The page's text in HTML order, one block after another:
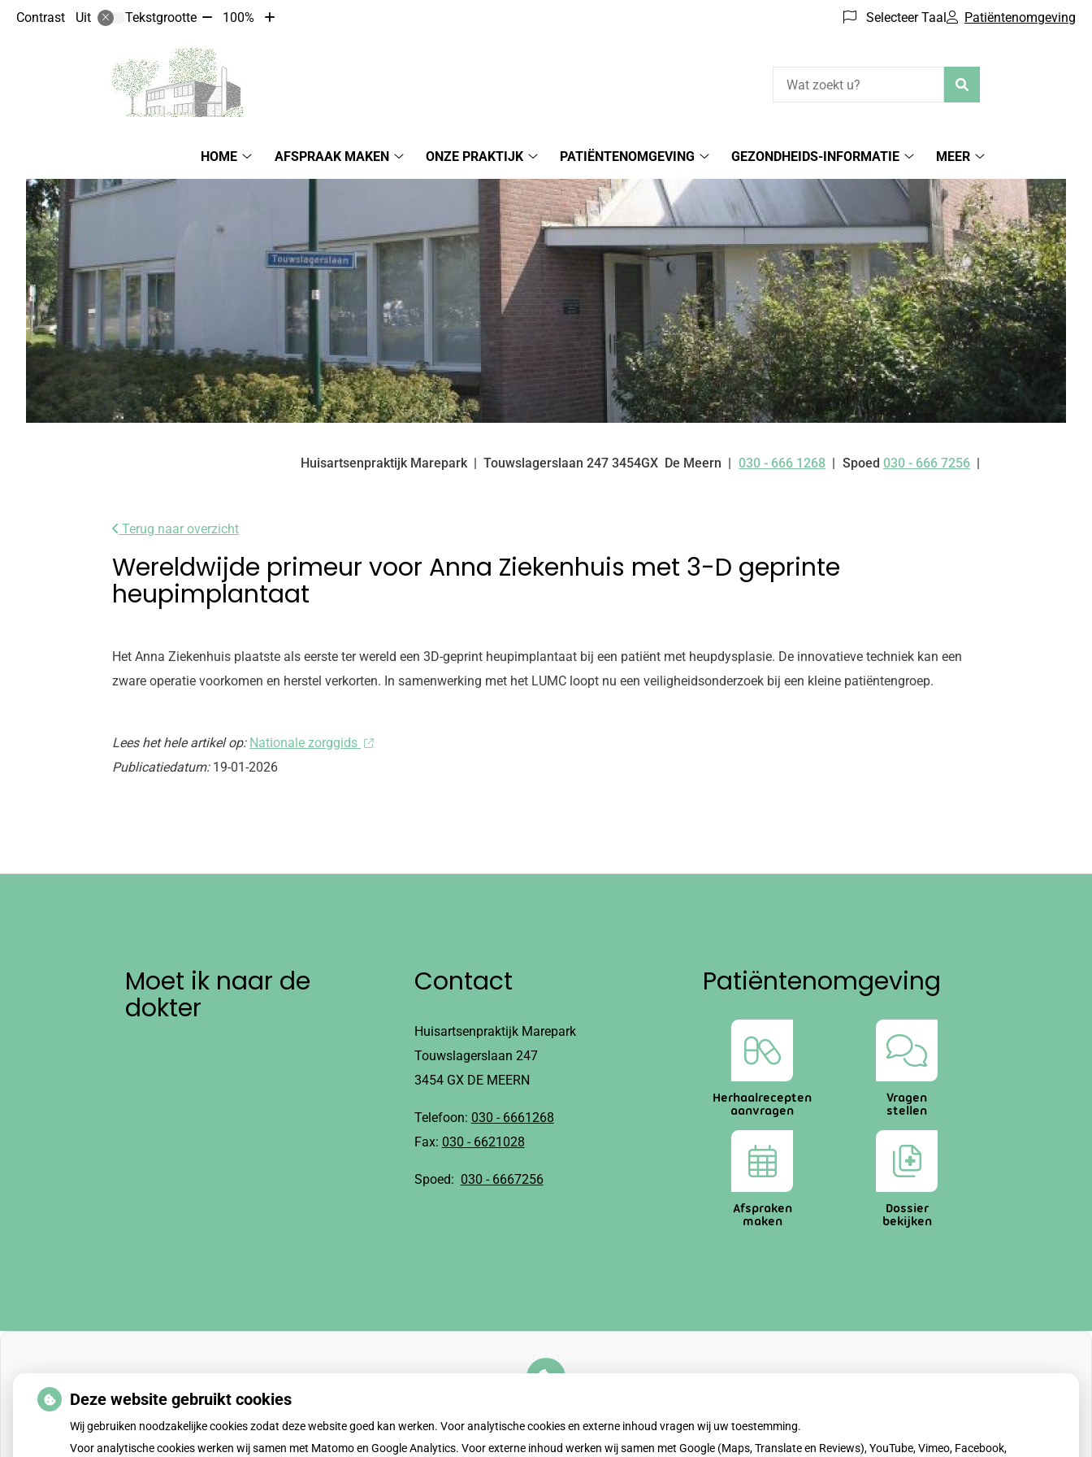
Contrast Uit Tekstgrootte Tekst
met
10%
100%
Tekst
Selecteer Taal Patiëntenomgeving
Hoofdmenu
HOME
AFSPRAAK MAKEN
ONZE PRAKTIJK
Praktijk
submenu
PATIËNTENOMGEVING
submenu
GEZONDHEIDS-INFORMATIE
informatie
submenu
MEER
submenu
Huisartsenpraktijk Marepark Touwslagerslaan 247 3454GX De Meern Tel:
030 - 666 1268 Spoed 030 - 666 7256
Terug naar overzicht
Wereldwijde primeur voor Anna Ziekenhuis met 3-D geprinte
heupimplantaat
Het Anna Ziekenhuis plaatste als eerste ter wereld een 3D-geprint heupimplantaat bij een patiënt met heupdysplasie. De innovatieve techniek kan een
zware operatie voorkomen en herstel verkorten. In samenwerking met het LUMC loopt nu een veiligheidsonderzoek bij een kleine patiëntengroep.
Lees het hele artikel op: Nationale zorggids
Publicatiedatum: 19-01-2026
Moet ik naar de
dokter
Contact
Huisartsenpraktijk Marepark
Touwslagerslaan 247
3454 GX DE MEERN
Telefoon: 030 - 6661268
Fax: 030 - 6621028
Spoed: 030 - 6667256
Patiëntenomgeving
Herhaalrecepten
aanvragen
Vragen
stellen
Afspraken
maken
Dossier
bekijken
externe inhoud
die nodig is om dit te zien.
Cookie-instellingen wijzigen
Deze website gebruikt cookies
Wij gebruiken noodzakelijke cookies zodat deze website goed kan werken. Voor analytische cookies en externe inhoud vragen wij uw toestemming.
Voor analytische cookies werken wij samen met Matomo en Google Analytics. Voor externe inhoud werken wij samen met Google (Maps, Translate en Reviews), YouTube, Vimeo, Facebook,